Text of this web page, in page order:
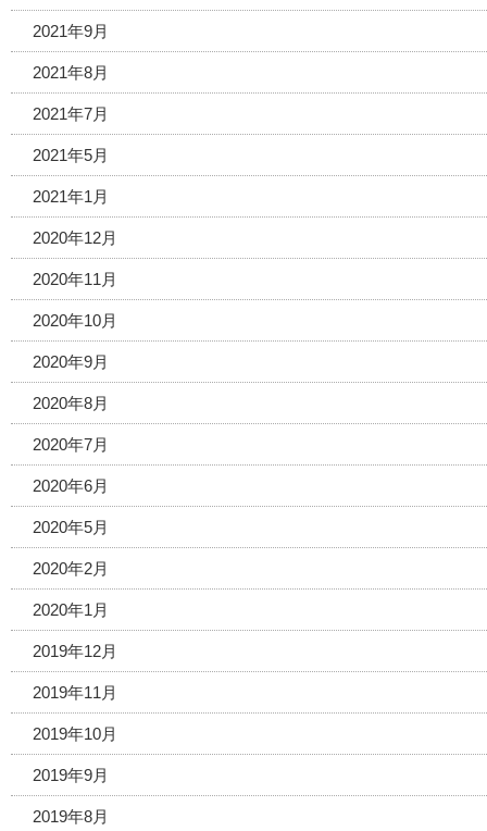
2021年9月
2021年8月
2021年7月
2021年5月
2021年1月
2020年12月
2020年11月
2020年10月
2020年9月
2020年8月
2020年7月
2020年6月
2020年5月
2020年2月
2020年1月
2019年12月
2019年11月
2019年10月
2019年9月
2019年8月